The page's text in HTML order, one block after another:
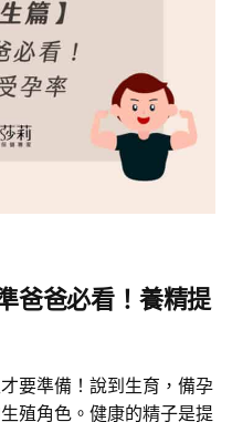
爸爸必看！養精提
要準備！說到生育，備孕
殖角色。健康的精子是提